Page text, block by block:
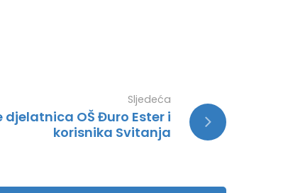
Sljedeća
OŠ Đuro Ester i
korisnika Svitanja